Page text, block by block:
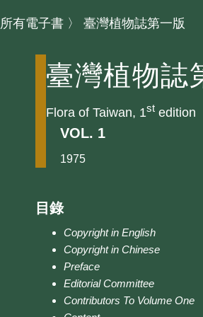
所有電子書 〉 臺灣植物誌第一版
臺灣植物誌
Flora of Taiwan, 1st edition
VOL. 1
1975
目錄
Copyright in English
Copyright in Chinese
Preface
Editorial Committee
Contributors To Volume One